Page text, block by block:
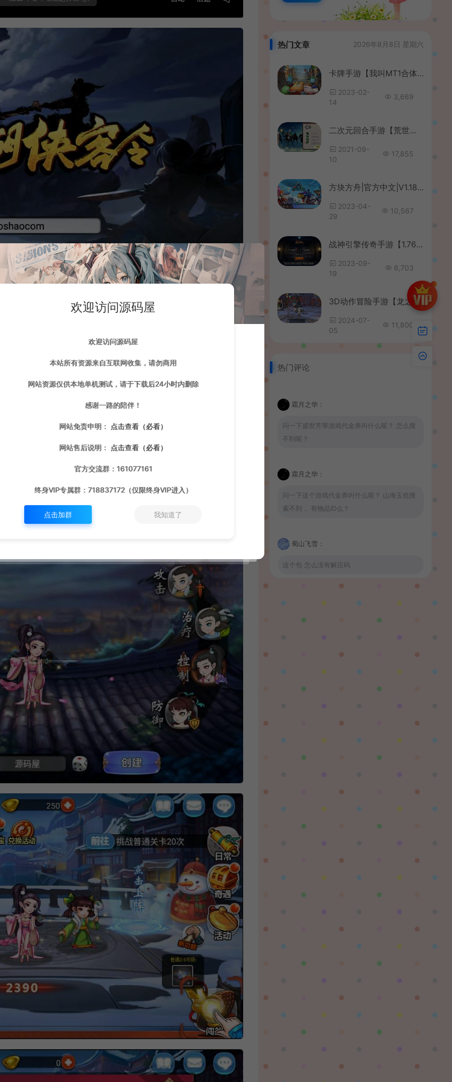
热门文章 2026年8月8日 星期六
卡牌手游【我叫MT1合体卡版本】最新整理单机一键即玩镜像服务端+Linux手工服务端+安卓+GM后台+详细搭建教程
2023-02-
14
3,669
二次元回合手游【荒世的传说】最新整理单机一键既玩服务端+Linux手工服务端+多功能JAVA后台+安卓苹果双端
2021-09-
10
17,855
方块方舟|官方中文|V1.181-未来都市|安装即撸|
2023-04-
29
10,567
战神引擎传奇手游【1.76江山复古王者终极金币版白猪3】最新整理Win系复古服务端+安卓苹果双端+GM授权物品后台+详细搭建教程
2023-09-
19
6,703
3D动作冒险手游【龙之谷之飓风龙仿官版】最新整理单机一键即玩镜像端+Linux手工服务端+安卓苹果双端+多区+GM后台+详细搭建教程
2024-07-
05
11,800
热门评论
霜月之华：
问一下盛世芳華游戏代金券叫什么呢？ 怎么搜
不到呢？
霜月之华：
问一下这个游戏代金券叫什么呢？ 山海玉也搜
索不到， 有物品ID么？
蜀山飞雪：
这个包 怎么没有解压码
山海玉
欢迎访问源码屋
欢迎访问源码屋
本站所有资源来自互联网收集，请勿商用
网站资源仅供本地单机测试，请于下载后24小时内删除
感谢一路的陪伴！
网站免责申明： 点击查看（必看）
网站售后说明： 点击查看（必看）
官方交流群：161077161
终身VIP专属群：718837172（仅限终身VIP进入）
点击加群 我知道了